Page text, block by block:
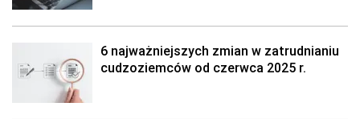
6 najważniejszych zmian w zatrudnianiu
cudzoziemców od czerwca 2025 r.